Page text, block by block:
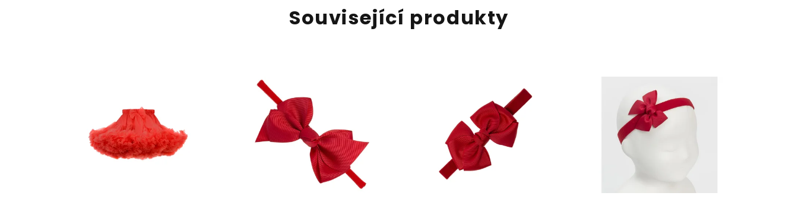
Související produkty